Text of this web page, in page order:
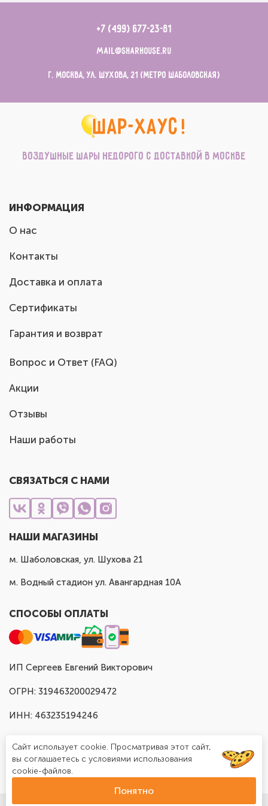
+7 (499) 677-23-81
mail@sharhouse.ru
г. Москва, ул. Шухова, 21 (метро Шаболовская)
Воздушные шары недорого с доставкой в Москве
ИНФОРМАЦИЯ
О нас
Контакты
Доставка и оплата
Сертификаты
Гарантия и возврат
Вопрос и Ответ (FAQ)
Акции
Отзывы
Наши работы
СВЯЗАТЬСЯ С НАМИ
НАШИ МАГАЗИНЫ
м. Шаболовская, ул. Шухова 21
м. Водный стадион ул. Авангардная 10А
СПОСОБЫ ОПЛАТЫ
ИП Сергеев Евгений Викторович
ОГРН: 319463200029472
ИНН: 463235194246
Сайт использует cookie. Просматривая этот сайт,
вы соглашаетесь с условиями использования
cookie-файлов.
Понятно